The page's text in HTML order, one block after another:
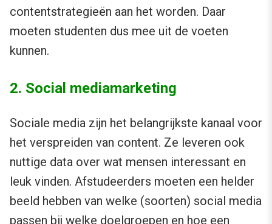
contentstrategieën aan het worden. Daar
moeten studenten dus mee uit de voeten
kunnen.
2. Social mediamarketing
Sociale media zijn het belangrijkste kanaal voor
het verspreiden van content. Ze leveren ook
nuttige data over wat mensen interessant en
leuk vinden. Afstudeerders moeten een helder
beeld hebben van welke (soorten) social media
passen bij welke doelgroepen en hoe een